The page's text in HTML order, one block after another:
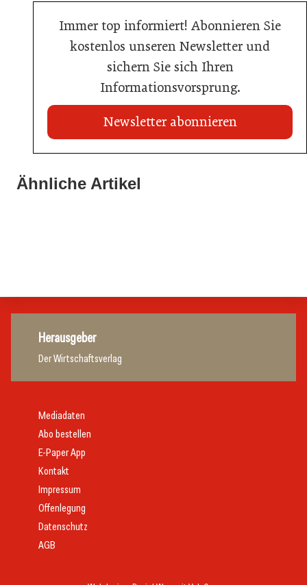
Immer top informiert! Abonnieren Sie
kostenlos unseren Newsletter und
sichern Sie sich Ihren
Informationsvorsprung.
Newsletter abonnieren
Ähnliche Artikel
20. Juli 2026
Herausgeber
Der Wirtschaftsverlag
Mediadaten
Abo bestellen
E-Paper App
Kontakt
Impressum
Offenlegung
Datenschutz
AGB